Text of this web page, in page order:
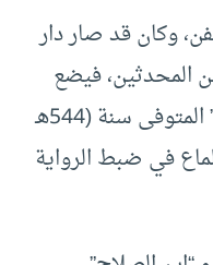
وكان قد صار دار
المحدثين، فيضع
” المتوفى سنة (544هـ
في ضبط الرواية